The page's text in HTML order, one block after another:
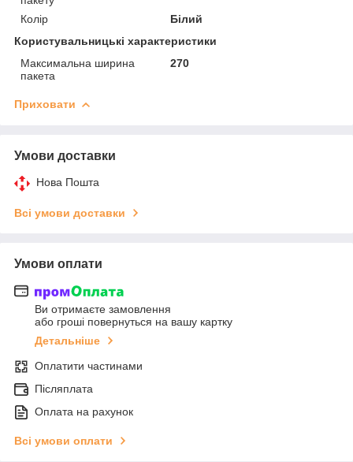
Колір
Білий
Користувальницькі характеристики
Максимальна ширина
пакета
270
Приховати
Умови доставки
Нова Пошта
Всі умови доставки
Умови оплати
Ви отримаєте замовлення
або гроші повернуться на вашу картку
Детальніше
Оплатити частинами
Післяплата
Оплата на рахунок
Всі умови оплати